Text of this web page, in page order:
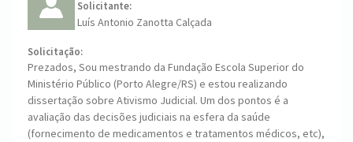
Solicitante:
Luís Antonio Zanotta Calçada
Solicitação:
Prezados, Sou mestrando da Fundação Escola Superior do
Ministério Público (Porto Alegre/RS) e estou realizando
dissertação sobre Ativismo Judicial. Um dos pontos é a
avaliação das decisões judiciais na esfera da saúde
(fornecimento de medicamentos e tratamentos médicos, etc),